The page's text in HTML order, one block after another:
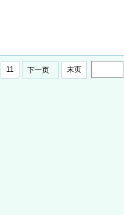
11 下一页 末页